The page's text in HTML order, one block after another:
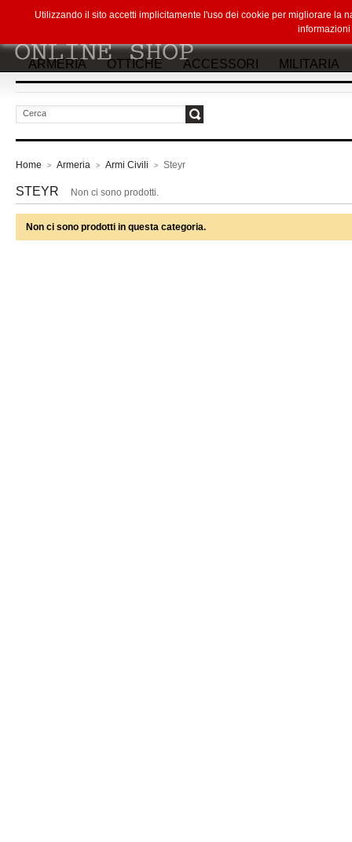
ARMERIA OTTICHE ACCESSORI MILITARIA
Home > Armeria > Armi Civili > Steyr
STEYR Non ci sono prodotti.
Non ci sono prodotti in questa categoria.
Utilizzando il sito accetti implicitamente l'uso dei cookie per migliorare la
informazioni